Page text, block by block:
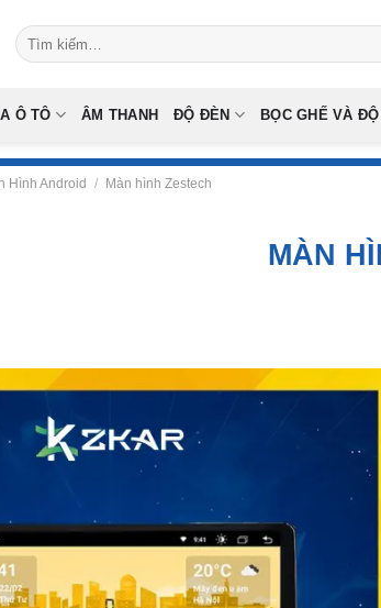
Tìm
kiếm:
Ô TÔ ÂM THANH ĐỘ ĐÈN BỌC GHẾ VÀ
Hình Android / Màn hình Zestech
MÀN